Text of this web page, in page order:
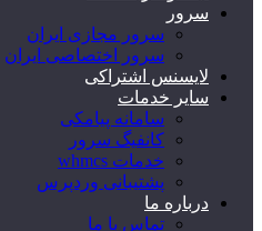
سرور
سرور مجازی ایران
سرور اختصاصی ایران
لایسنس اشتراکی
سایر خدمات
سامانه پیامکی
کانفیگ سرور
خدمات whmcs
پشتیبانی وردپرس
درباره ما
تماس با ما